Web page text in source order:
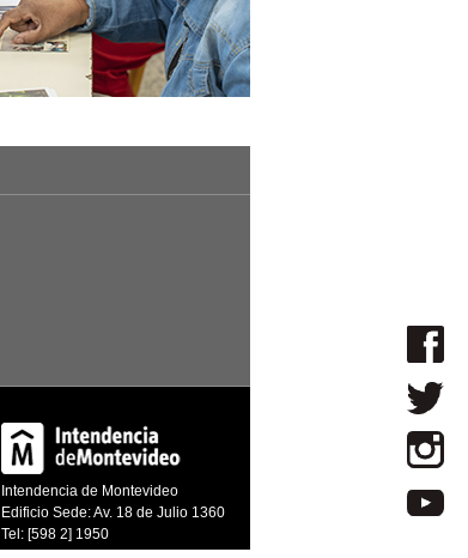
Intendencia de Montevideo
Edificio Sede: Av. 18 de Julio 1360
Tel: [598 2] 1950